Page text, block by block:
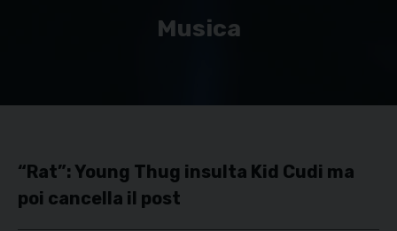
Musica
“Rat”: Young Thug insulta Kid Cudi ma
poi cancella il post